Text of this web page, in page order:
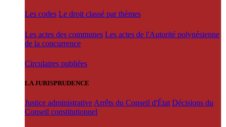
Les codes Le droit classé par thèmes
Les actes des communes Les actes de l'Autorité polynésienne
de la concurrence
Circulaires publiées
LA JURISPRUDENCE
Justice administrative Arrêts du Conseil d'État Décisions du
Conseil constitutionnel